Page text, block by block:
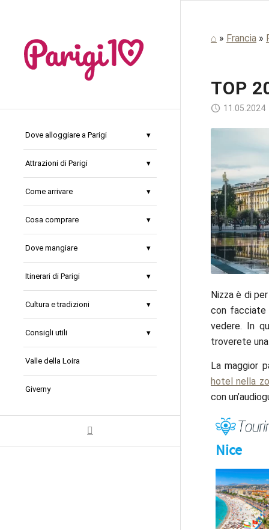
Dove alloggiare a Parigi
Attrazioni di Parigi
Come arrivare
Cosa comprare
Dove mangiare
Itinerari di Parigi
Cultura e tradizioni
Consigli utili
Valle della Loira
Giverny
⌂ » Francia »
TOP
11.05.2024
Nizza è di
con facciate
vedere. In
troverete
La maggior
hotel nella
con